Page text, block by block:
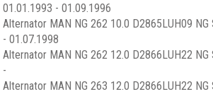
01.01.1993 - 01.09.1996
Alternator MAN NG 262 10.0 D2865LUH09
- 01.07.1998
Alternator MAN NG 262 12.0 D2866LUH22
-
Alternator MAN NG 263 12.0 D2866LUH22